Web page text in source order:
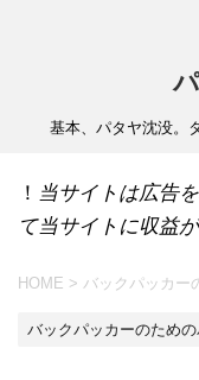
基本、パタヤ沈没。
！ 当サイトは広告
て当サイトに収益
HOME > バックパッカー
バックパッカーのため